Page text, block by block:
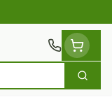
Zoek